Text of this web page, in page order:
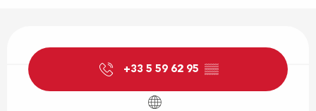
+33 5 59 62 95 ▒▒